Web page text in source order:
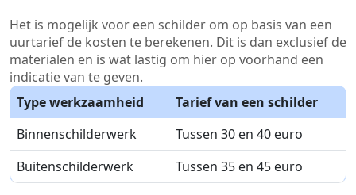
Het is mogelijk voor een schilder om op basis van een
uurtarief de kosten te berekenen. Dit is dan exclusief de
materialen en is wat lastig om hier op voorhand een
indicatie van te geven.
Type werkzaamheid
Tarief van een schilder
Binnenschilderwerk
Tussen 30 en 40 euro
Buitenschilderwerk
Tussen 35 en 45 euro